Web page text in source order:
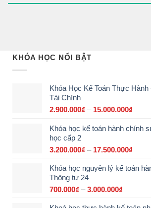
KHÓA HỌC NỔI BẬT
Khóa Học Kế Toán Thực
Tài Chính
2.900.000₫ – 15.000.000₫
từ
Khóa học kế toán hành chính
học cấp 2
3.200.000₫ – 17.500.000₫
từ
Khóa học nguyên lý kế toán
Thông tư 24
700.000₫ – 3.000.000₫